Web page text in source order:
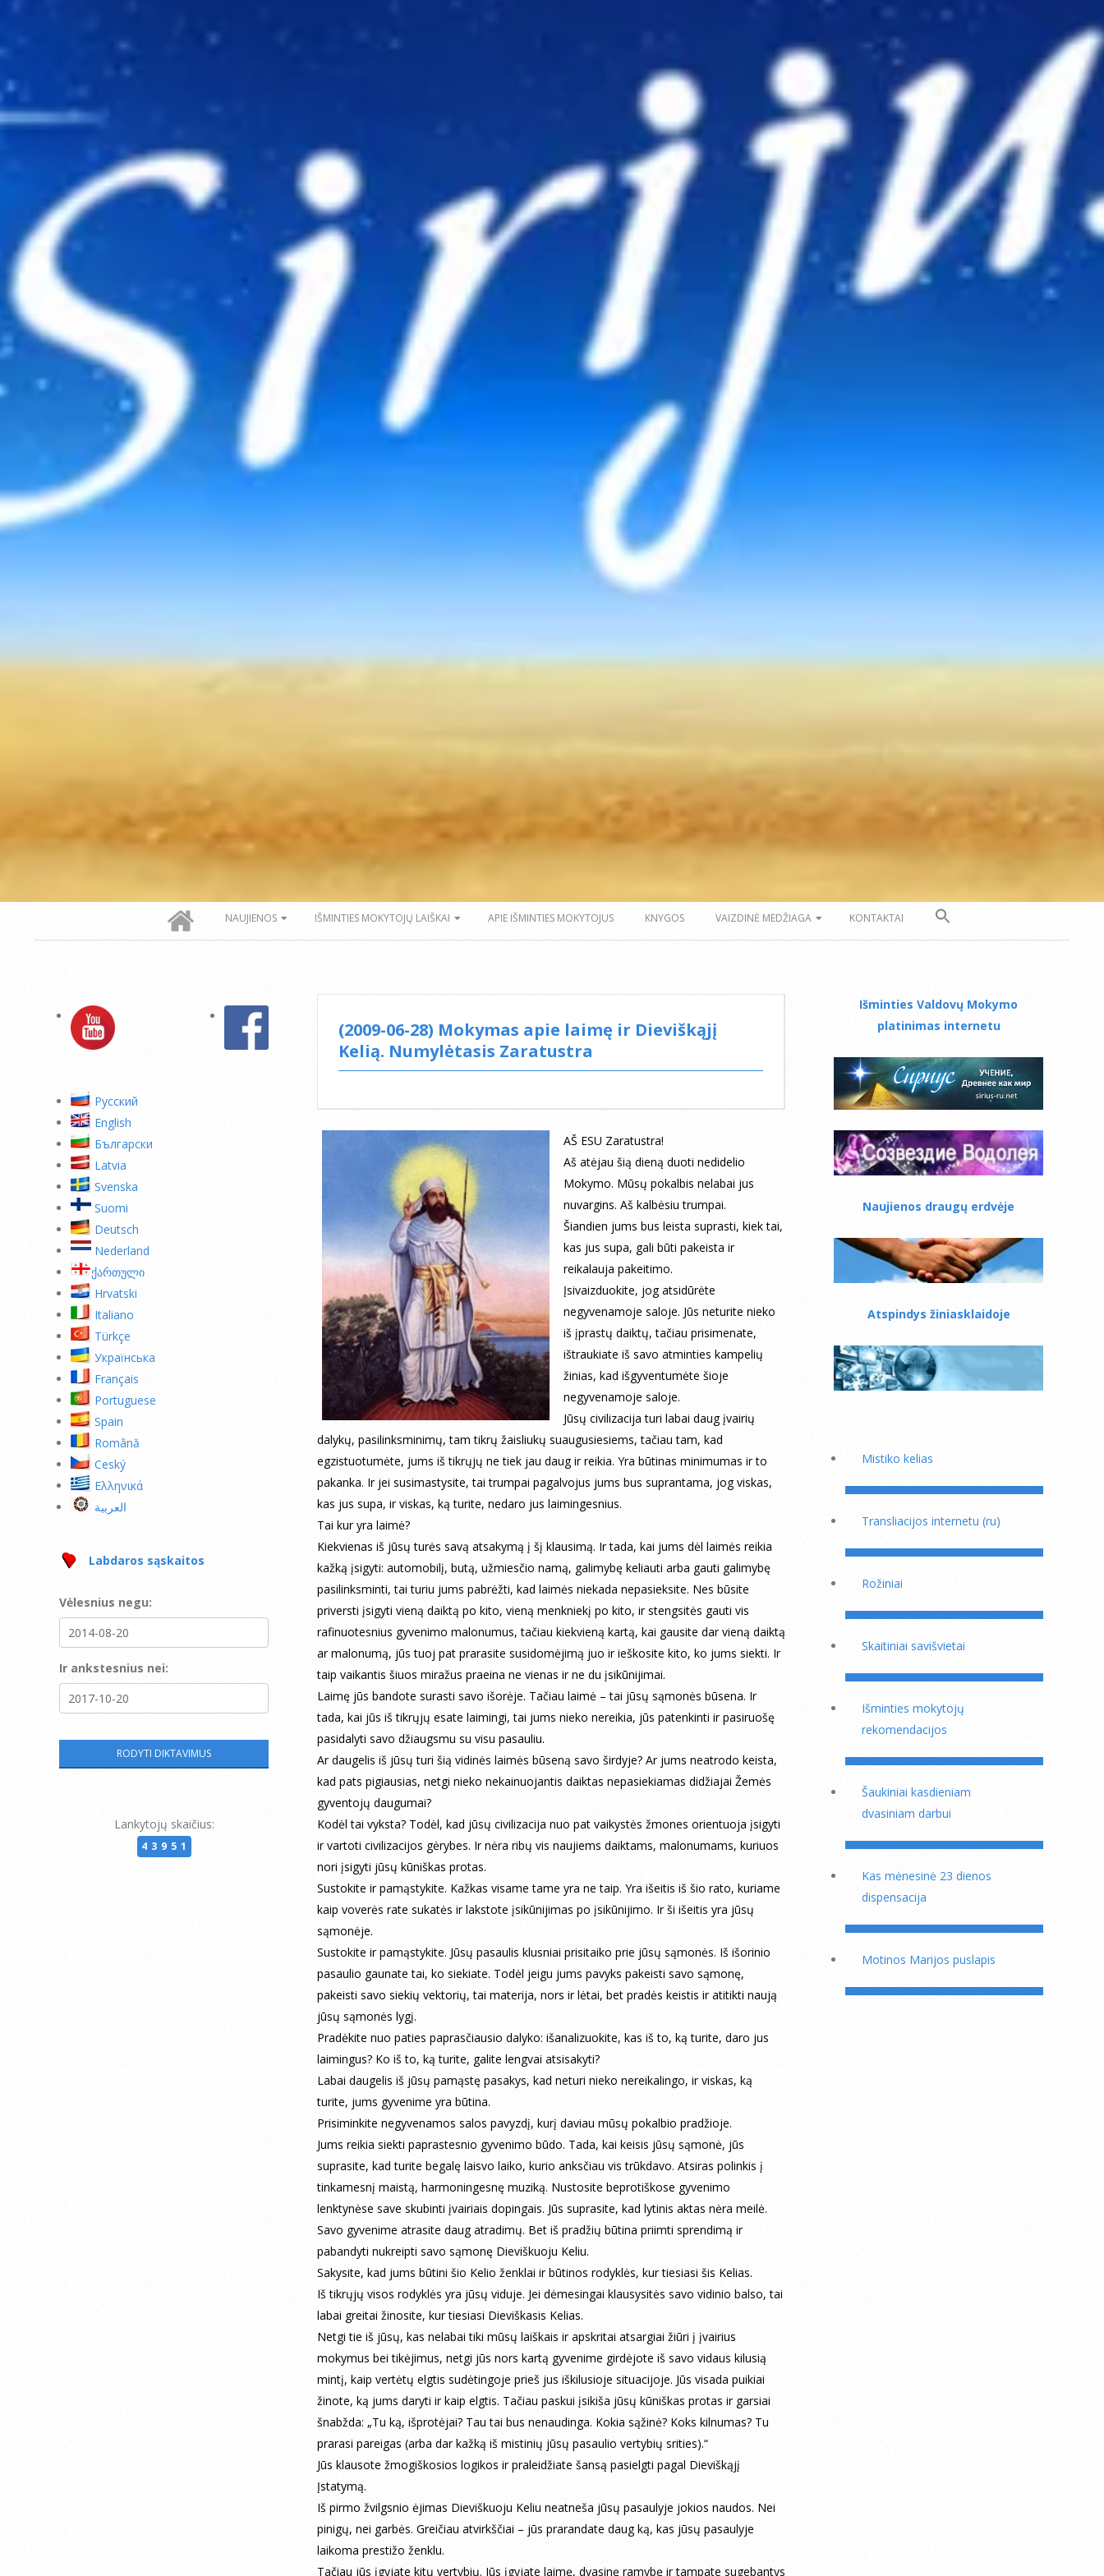
NAUJIENOS IŠMINTIES MOKYTOJŲ LAIŠKAI APIE IŠMINTIES MOKYTOJUS KNYGOS VAIZDINĖ MEDŽIAGA KONTAKTAI
(2009-06-28) Mokymas apie laimę ir Dieviškąjį
Kelią. Numylėtasis Zaratustra
AŠ ESU Zaratustra!
Aš atėjau šią dieną duoti nedidelio
Mokymo. Mūsų pokalbis nelabai jus
nuvargins. Aš kalbėsiu trumpai.
Šiandien jums bus leista suprasti, kiek tai,
kas jus supa, gali būti pakeista ir
reikalauja pakeitimo.
Įsivaizduokite, jog atsidūrėte
negyvenamoje saloje. Jūs neturite nieko
iš įprastų daiktų, tačiau prisimenate,
ištraukiate iš savo atminties kampelių
žinias, kad išgyventumėte šioje
negyvenamoje saloje.
Jūsų civilizacija turi labai daug įvairių
dalykų, pasilinksminimų, tam tikrų žaisliukų suaugusiesiems, tačiau tam, kad
egzistuotumėte, jums iš tikrųjų ne tiek jau daug ir reikia. Yra būtinas minimumas ir to
pakanka. Ir jei susimastysite, tai trumpai pagalvojus jums bus suprantama, jog viskas,
kas jus supa, ir viskas, ką turite, nedaro jus laimingesnius.
Tai kur yra laimė?
Kiekvienas iš jūsų turės savą atsakymą į šį klausimą. Ir tada, kai jums dėl laimės reikia
kažką įsigyti: automobilį, butą, užmiesčio namą, galimybę keliauti arba gauti galimybę
pasilinksminti, tai turiu jums pabrėžti, kad laimės niekada nepasieksite. Nes būsite
priversti įsigyti vieną daiktą po kito, vieną menkniekį po kito, ir stengsitės gauti vis
rafinuotesnius gyvenimo malonumus, tačiau kiekvieną kartą, kai gausite dar vieną daiktą
ar malonumą, jūs tuoj pat prarasite susidomėjimą juo ir ieškosite kito, ko jums siekti. Ir
taip vaikantis šiuos miražus praeina ne vienas ir ne du įsikūnijimai.
Laimę jūs bandote surasti savo išorėje. Tačiau laimė – tai jūsų sąmonės būsena. Ir
tada, kai jūs iš tikrųjų esate laimingi, tai jums nieko nereikia, jūs patenkinti ir pasiruošę
pasidalyti savo džiaugsmu su visu pasauliu.
Ar daugelis iš jūsų turi šią vidinės laimės būseną savo širdyje? Ar jums neatrodo keista,
kad pats pigiausias, netgi nieko nekainuojantis daiktas nepasiekiamas didžiajai Žemės
gyventojų daugumai?
Kodėl tai vyksta? Todėl, kad jūsų civilizacija nuo pat vaikystės žmones orientuoja įsigyti
ir vartoti civilizacijos gėrybes. Ir nėra ribų vis naujiems daiktams, malonumams, kuriuos
nori įsigyti jūsų kūniškas protas.
Sustokite ir pamąstykite. Kažkas visame tame yra ne taip. Yra išeitis iš šio rato, kuriame
kaip voverės rate sukatės ir lakstote įsikūnijimas po įsikūnijimo. Ir ši išeitis yra jūsų
sąmonėje.
Sustokite ir pamąstykite. Jūsų pasaulis klusniai prisitaiko prie jūsų sąmonės. Iš išorinio
pasaulio gaunate tai, ko siekiate. Todėl jeigu jums pavyks pakeisti savo sąmonę,
pakeisti savo siekių vektorių, tai materija, nors ir lėtai, bet pradės keistis ir atitikti naują
jūsų sąmonės lygį.
Pradėkite nuo paties paprasčiausio dalyko: išanalizuokite, kas iš to, ką turite, daro jus
laimingus? Ko iš to, ką turite, galite lengvai atsisakyti?
Labai daugelis iš jūsų pamąstę pasakys, kad neturi nieko nereikalingo, ir viskas, ką
turite, jums gyvenime yra būtina.
Prisiminkite negyvenamos salos pavyzdį, kurį daviau mūsų pokalbio pradžioje.
Jums reikia siekti paprastesnio gyvenimo būdo. Tada, kai keisis jūsų sąmonė, jūs
suprasite, kad turite begalę laisvo laiko, kurio anksčiau vis trūkdavo. Atsiras polinkis į
tinkamesnį maistą, harmoningesnę muziką. Nustosite beprotiškose gyvenimo
lenktynėse save skubinti įvairiais dopingais. Jūs suprasite, kad lytinis aktas nėra meilė.
Savo gyvenime atrasite daug atradimų. Bet iš pradžių būtina priimti sprendimą ir
pabandyti nukreipti savo sąmonę Dieviškuoju Keliu.
Sakysite, kad jums būtini šio Kelio ženklai ir būtinos rodyklės, kur tiesiasi šis Kelias.
Iš tikrųjų visos rodyklės yra jūsų viduje. Jei dėmesingai klausysitės savo vidinio balso, tai
labai greitai žinosite, kur tiesiasi Dieviškasis Kelias.
Netgi tie iš jūsų, kas nelabai tiki mūsų laiškais ir apskritai atsargiai žiūri į įvairius
mokymus bei tikėjimus, netgi jūs nors kartą gyvenime girdėjote iš savo vidaus kilusią
mintį, kaip vertėtų elgtis sudėtingoje prieš jus iškilusioje situacijoje. Jūs visada puikiai
žinote, ką jums daryti ir kaip elgtis. Tačiau paskui įsikiša jūsų kūniškas protas ir garsiai
šnabžda: „Tu ką, išprotėjai? Tau tai bus nenaudinga. Kokia sąžinė? Koks kilnumas? Tu
prarasi pareigas (arba dar kažką iš mistinių jūsų pasaulio vertybių srities).“
Jūs klausote žmogiškosios logikos ir praleidžiate šansą pasielgti pagal Dieviškąjį
Įstatymą.
Iš pirmo žvilgsnio ėjimas Dieviškuoju Keliu neatneša jūsų pasaulyje jokios naudos. Nei
pinigų, nei garbės. Greičiau atvirkščiai – jūs prarandate daug ką, kas jūsų pasaulyje
laikoma prestižo ženklu.
Tačiau jūs įgyjate kitų vertybių. Jūs įgyjate laimę, dvasinę ramybę ir tampate sugebantys
Pусский
English
Български
Latvia
Svenska
Suomi
Deutsch
Nederland
ქართული
Hrvatski
Italiano
Türkçe
Українська
Français
Portuguese
Spain
Română
Ceský
Ελληνικά
العربية
Labdaros sąskaitos
Vėlesnius negu:
Ir ankstesnius nei:
Lankytojų skaičius:
43951
Išminties Valdovų Mokymo
platinimas internetu
Naujienos draugų erdvėje
Atspindys žiniasklaidoje
Mistiko kelias
Transliacijos internetu (ru)
Rožiniai
Skaitiniai savišvietai
Išminties mokytojų
rekomendacijos
Šaukiniai kasdieniam
dvasiniam darbui
Kas mėnesinė 23 dienos
dispensacija
Motinos Marijos puslapis